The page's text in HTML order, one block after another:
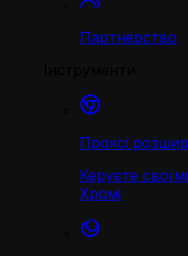
Партнерство
Проксі
Керуєте
Хромі